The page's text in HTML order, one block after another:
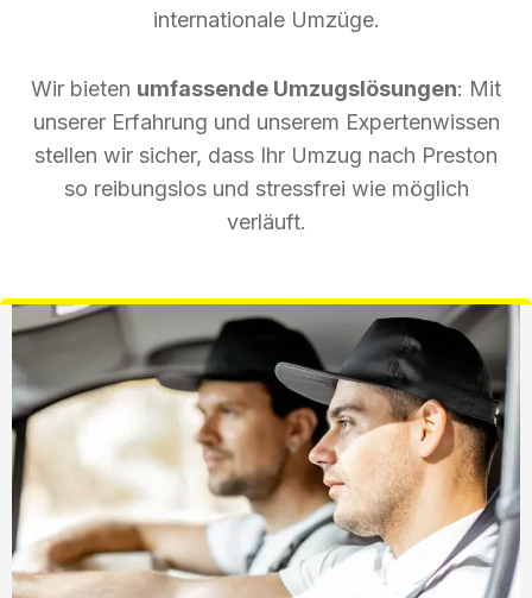
internationale Umzüge.
Wir bieten umfassende Umzugslösungen: Mit
unserer Erfahrung und unserem Expertenwissen
stellen wir sicher, dass Ihr Umzug nach Preston
so reibungslos und stressfrei wie möglich
verläuft.